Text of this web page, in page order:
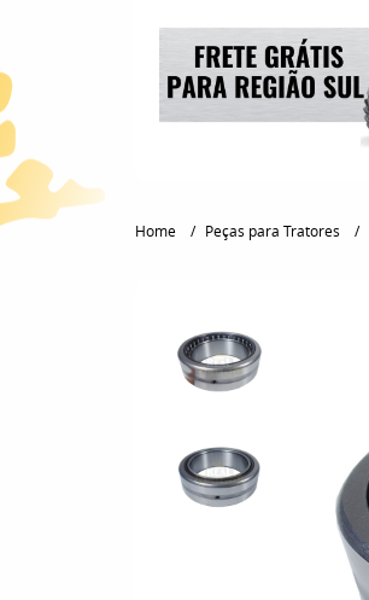
Home Peças para Tratores